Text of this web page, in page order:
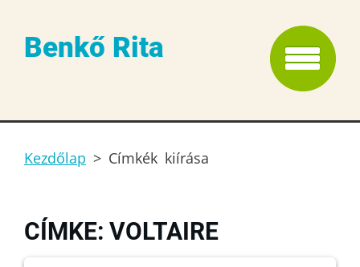
Benkő Rita
Kezdőlap > Címkék kiírása
CÍMKE: VOLTAIRE